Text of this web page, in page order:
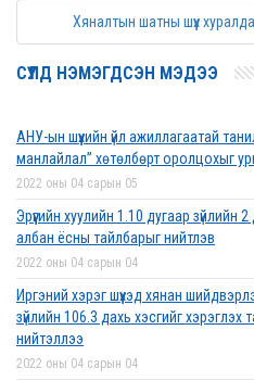
Хяналтын шатны шүүх
СҮҮЛД НЭМЭГДСЭН МЭДЭЭ
АНУ-ын шүүхийн үйл ажиллагаатай
манлайлал” хөтөлбөрт оролцохыг
2022 оны 04 сарын 05
Эрүүгийн хуулийн 1.10 дугаар зүйлийн
албан ёсны тайлбарыг нийтлэв
2022 оны 04 сарын 04
Иргэний хэрэг шүүхэд хянан
зүйлийн 106.3 дахь хэсгийг
нийтэллээ
2022 оны 04 сарын 04